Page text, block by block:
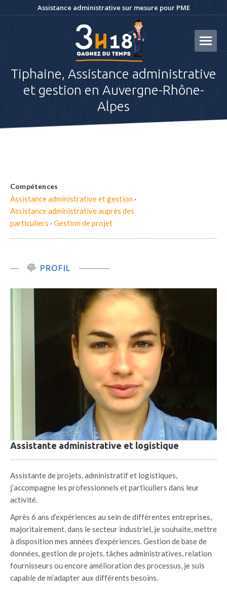
Assistance administrative sur mesure pour PME
Tiphaine, Assistance administrative
et gestion en Auvergne-Rhône-
Alpes
Compétences
Assistance administrative et gestion ·
Assistance administrative auprès des
particuliers · Gestion de projet
PROFIL
Assistante administrative et logistique
Assistante de projets, administratif et logistiques,
j’accompagne les professionnels et particuliers dans leur
activité.
Après 6 ans d’expériences au sein de différentes entreprises,
majoritairement, dans le secteur industriel, je souhaite, mettre
à disposition mes années d’expériences. Gestion de base de
données, gestion de projets, tâches administratives, relation
fournisseurs ou encore amélioration des processus, je suis
capable de m’adapter aux différents besoins.